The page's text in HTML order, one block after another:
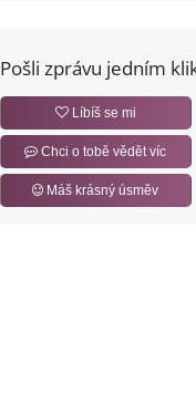
Pošli zprávu jedním
Líbíš se mi
Chci o tobě vědět víc
Máš krásný úsměv